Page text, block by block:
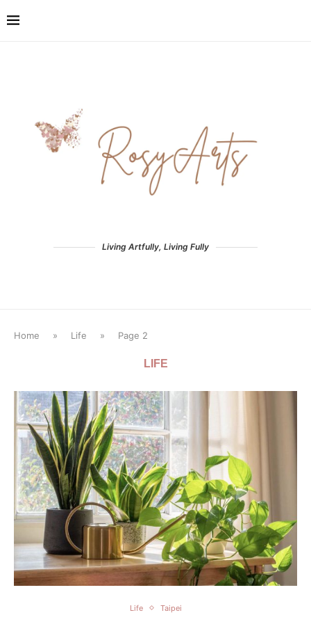
Living Artfully, Living Fully
Home » Life » Page 2
LIFE
Life Taipei